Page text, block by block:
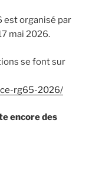
est organisé par
mai 2026.
se font sur
rg65-2026/
encore des